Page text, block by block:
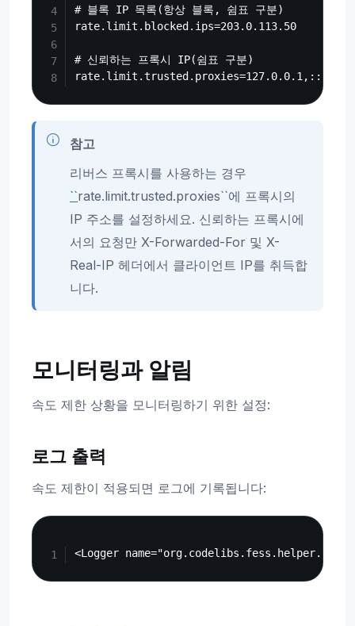
# 블록 IP 목록(항상 블록, 쉼표 구분)
rate.limit.blocked.ips=203.0.113.50
# 신뢰하는 프록시 IP(쉼표 구분)
참고
리버스 프록시를 사용하는 경우
``rate.limit.trusted.proxies``에 프록시의
IP 주소를 설정하세요. 신뢰하는 프록시에
서의 요청만 X-Forwarded-For 및 X-
Real-IP 헤더에서 클라이언트 IP를 취득합
니다.
모니터링과 알림
속도 제한 상황을 모니터링하기 위한 설정:
로그 출력
속도 제한이 적용되면 로그에 기록됩니다: